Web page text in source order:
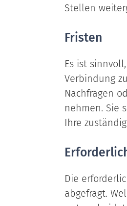
Stellen
Fristen
Es ist
Verbindung
Nachfragen
nehmen. Sie
Ihre
Die
abgefragt.